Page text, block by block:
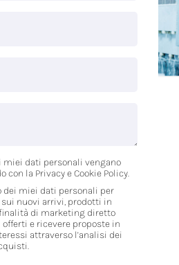
miei dati personali vengano
con la Privacy e Cookie Policy.
dei miei dati personali per
nuovi arrivi, prodotti in
di marketing diretto
e ricevere proposte in
attraverso l’analisi dei